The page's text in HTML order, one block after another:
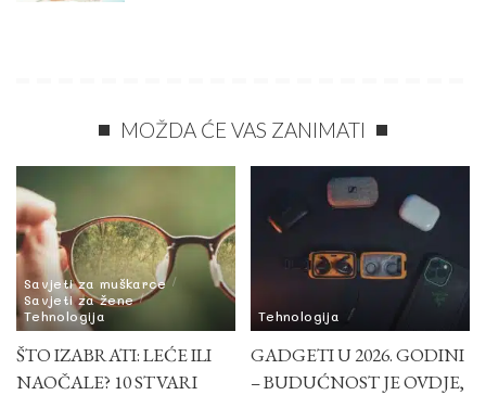
MOŽDA ĆE VAS ZANIMATI
Savjeti za muškarce
Savjeti za žene
Tehnologija
ŠTO IZABRATI: LEĆE ILI
NAOČALE? 10 STVARI
Tehnologija
GADGETI U 2026. GODINI
– BUDUĆNOST JE OVDJE,